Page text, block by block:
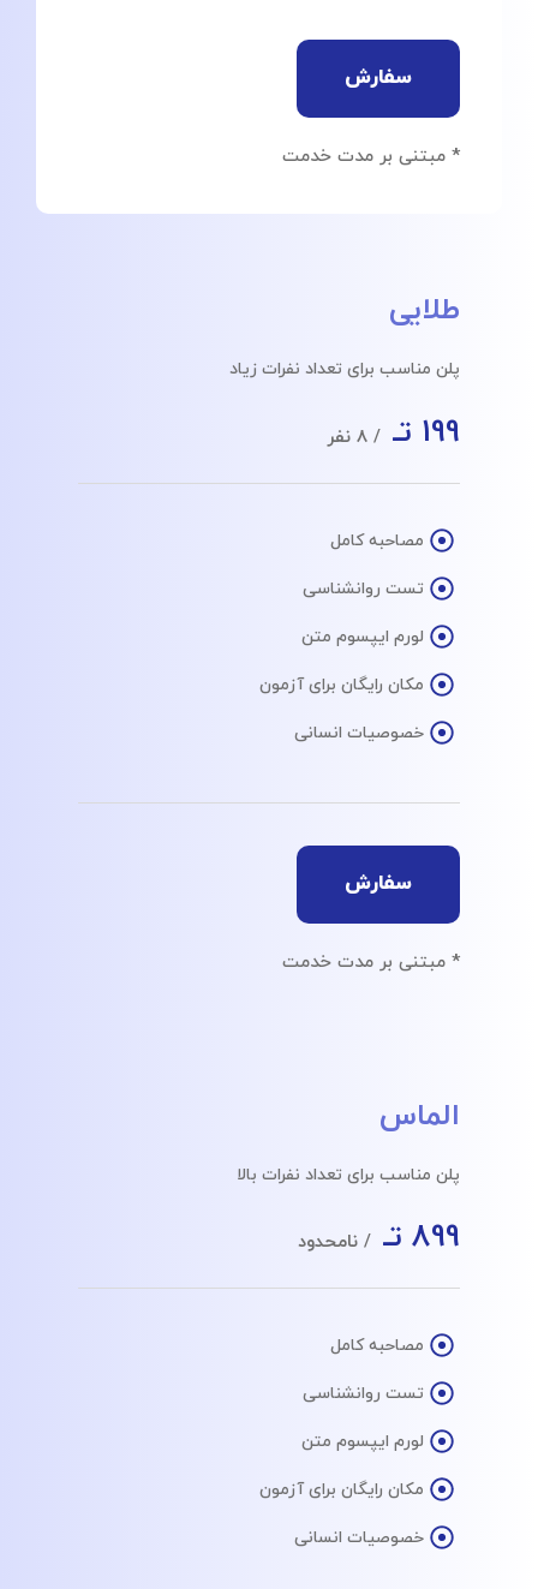
سفارش
* مبتنی بر مدت خدمت
طلایی
پلن مناسب برای تعداد نفرات زیاد
199 تـ / 8 نفر
مصاحبه کامل
تست روانشناسی
لورم ایپسوم متن
مکان رایگان برای آزمون
خصوصیات انسانی
سفارش
* مبتنی بر مدت خدمت
الماس
پلن مناسب برای تعداد نفرات بالا
899 تـ / نامحدود
مصاحبه کامل
تست روانشناسی
لورم ایپسوم متن
مکان رایگان برای آزمون
خصوصیات انسانی